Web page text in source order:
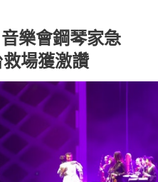
樂會鋼琴家急
場獲激讚